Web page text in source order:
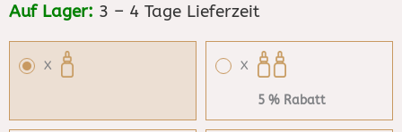
Auf Lager: 3 – 4 Tage Lieferzeit
X X
5 % Rabatt